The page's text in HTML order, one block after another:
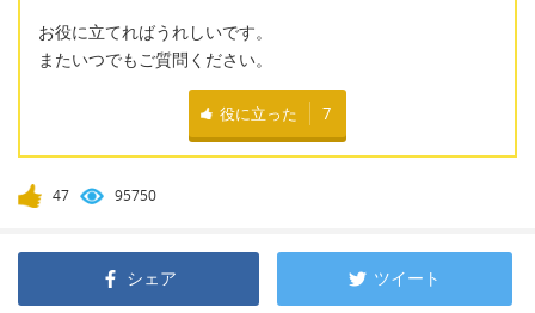
お役に立てればうれしいです。
またいつでもご質問ください。
役に立った 7
47 95750
シェア ツイート